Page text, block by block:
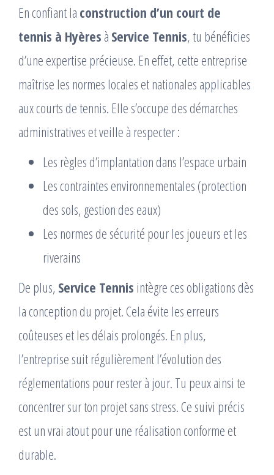
En confiant la construction d’un court de
tennis à Hyères à Service Tennis, tu bénéficies
d’une expertise précieuse. En effet, cette entreprise
maîtrise les normes locales et nationales applicables
aux courts de tennis. Elle s’occupe des démarches
administratives et veille à respecter :
Les règles d’implantation dans l’espace urbain
Les contraintes environnementales (protection
des sols, gestion des eaux)
Les normes de sécurité pour les joueurs et les
riverains
De plus, Service Tennis intègre ces obligations dès
la conception du projet. Cela évite les erreurs
coûteuses et les délais prolongés. En plus,
l’entreprise suit régulièrement l’évolution des
réglementations pour rester à jour. Tu peux ainsi te
concentrer sur ton projet sans stress. Ce suivi précis
est un vrai atout pour une réalisation conforme et
durable.